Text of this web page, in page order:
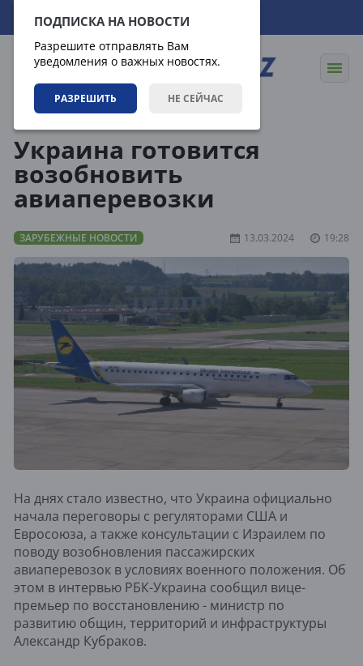
ПОДПИСКА НА НОВОСТИ
Разрешите отправлять Вам
уведомления о важных новостях.
РАЗРЕШИТЬ НЕ СЕЙЧАС
09.08.2026 03:25:59
Украина готовится
возобновить
авиаперевозки
ЗАРУБЕЖНЫЕ НОВОСТИ 13.03.2024 19:28
На днях стало известно, что Украина официально
начала переговоры с регуляторами США и
Евросоюза, а также консультации с Израилем по
поводу возобновления пассажирских
авиаперевозок в условиях военного положения. Об
этом в интервью РБК-Украина сообщил вице-
премьер по восстановлению - министр по
развитию общин, территорий и инфраструктуры
Александр Кубраков.